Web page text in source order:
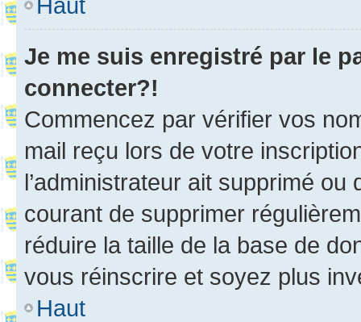
Je me suis enregistré par le
connecter?!
Commencez par vérifier vos
mail reçu lors de votre
l’administrateur ait supprimé
courant de supprimer
réduire la taille de la base de
vous réinscrire et soyez plus
Haut